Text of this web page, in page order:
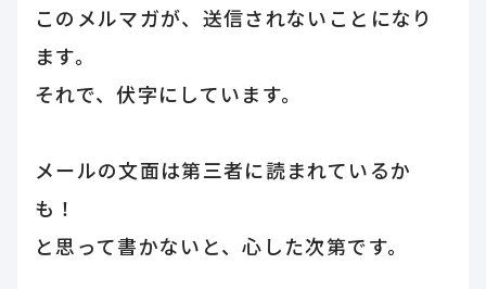
このメルマガが、送信されないことになり
ます。
それで、伏字にしています。
メールの文面は第三者に読まれているか
も！
と思って書かないと、心した次第です。